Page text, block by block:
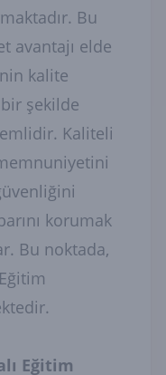
Bu
avantajı elde
kalite
şekilde
Kaliteli
korumak
Bu noktada,
Eğitim